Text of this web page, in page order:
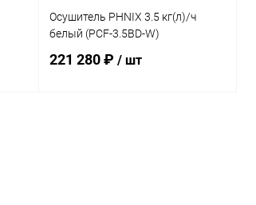
Осушитель PHNIX 3.5 кг(л)/ч
белый (PCF-3.5BD-W)
221 280 ₽/ шт